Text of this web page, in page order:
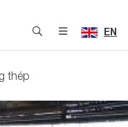
EN
thép